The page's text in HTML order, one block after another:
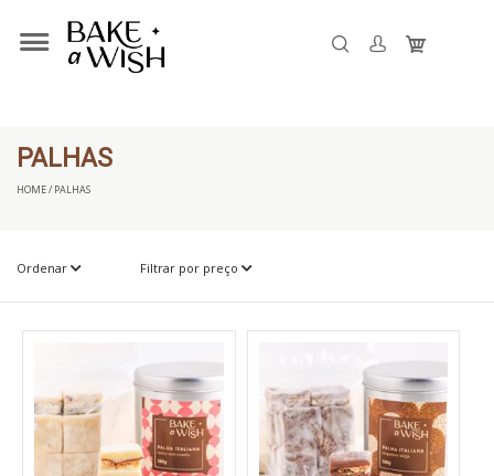
PALHAS
HOME / PALHAS
Ordenar Filtrar por preço